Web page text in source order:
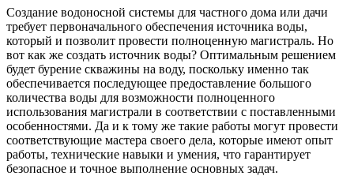
Создание водоносной системы для частного дома или дачи
требует первоначального обеспечения источника воды,
который и позволит провести полноценную магистраль. Но
вот как же создать источник воды? Оптимальным решением
будет бурение скважины на воду, поскольку именно так
обеспечивается последующее предоставление большого
количества воды для возможности полноценного
использования магистрали в соответствии с поставленными
особенностями. Да и к тому же такие работы могут провести
соответствующие мастера своего дела, которые имеют опыт
работы, технические навыки и умения, что гарантирует
безопасное и точное выполнение основных задач.